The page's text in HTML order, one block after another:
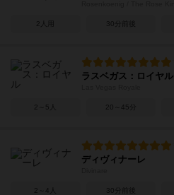
2人用 30分前後
ラスベガス：ロイヤル
2～5人 20～45分
ディヴィナーレ
2～4人 30分前後